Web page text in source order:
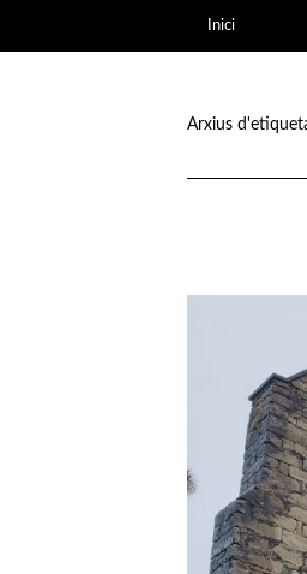
Inici
Arxius